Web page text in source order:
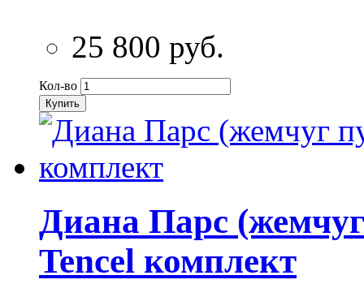
25 800 руб.
Кол-во
Купить
Диана Парс
Tencel комплект